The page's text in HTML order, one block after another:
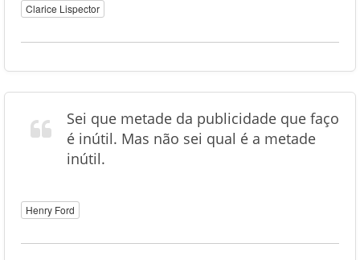
Clarice Lispector
Sei que metade da publicidade que faço
é inútil. Mas não sei qual é a metade
inútil.
Henry Ford